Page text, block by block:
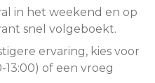
in het weekend en op
snel volgeboekt.
ervaring, kies voor
of een vroeg